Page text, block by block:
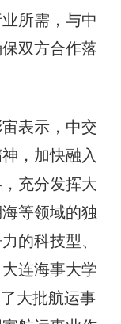
所需，与中
双方合作落
表示，中交
，加快融入
充分发挥大
等领域的独
的科技型、
连海事大学
大批航运事